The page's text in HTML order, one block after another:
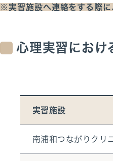
※実習施設へ連絡をする際に
心理実習におけ
実習施設
南浦和つながりクリ